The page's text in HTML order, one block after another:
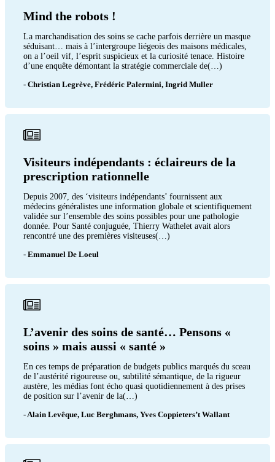
Mind the robots !
La marchandisation des soins se cache parfois derrière un masque
séduisant… mais à l’intergroupe liégeois des maisons médicales,
on a l’oeil vif, l’esprit suspicieux et la curiosité tenace. Histoire
d’une enquête démontant la stratégie commerciale de(…)
- Christian Legrève, Frédéric Palermini, Ingrid Muller
Visiteurs indépendants : éclaireurs de la
prescription rationnelle
Depuis 2007, des ‘visiteurs indépendants’ fournissent aux
médecins généralistes une information globale et scientifiquement
validée sur l’ensemble des soins possibles pour une pathologie
donnée. Pour Santé conjuguée, Thierry Wathelet avait alors
rencontré une des premières visiteuses(…)
- Emmanuel De Loeul
L’avenir des soins de santé… Pensons «
soins » mais aussi « santé »
En ces temps de préparation de budgets publics marqués du sceau
de l’austérité rigoureuse ou, subtilité sémantique, de la rigueur
austère, les médias font écho quasi quotidiennement à des prises
de position sur l’avenir de la(…)
- Alain Levêque, Luc Berghmans, Yves Coppieters’t Wallant